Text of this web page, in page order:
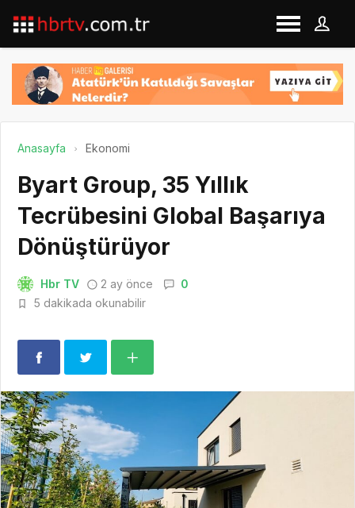
Anasayfa Ekonomi
Byart Group, 35 Yıllık
Tecrübesini Global Başarıya
Dönüştürüyor
Hbr TV 2 ay önce
0
5 dakikada okunabilir